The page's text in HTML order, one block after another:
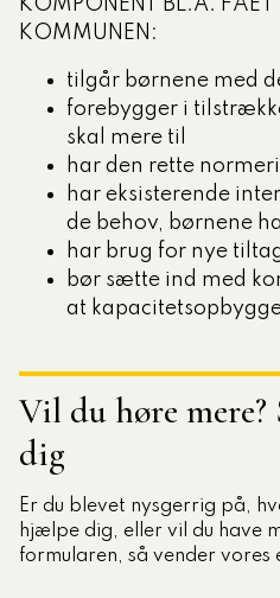
KOMPONENT BL.A. FÅET
KOMMUNEN:
tilgår børnene med
forebygger i
skal mere til
har den rette
har eksisterende
de behov, børnene
har brug for nye
bør sætte ind med
at
Vil du høre
dig
Er du blevet nysgerrig på,
hjælpe dig, eller vil du have
formularen, så vender